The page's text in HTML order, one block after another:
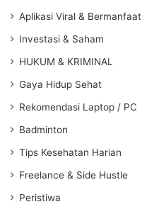
Aplikasi Viral & Bermanfaat
Investasi & Saham
HUKUM & KRIMINAL
Gaya Hidup Sehat
Rekomendasi Laptop / PC
Badminton
Tips Kesehatan Harian
Freelance & Side Hustle
Peristiwa